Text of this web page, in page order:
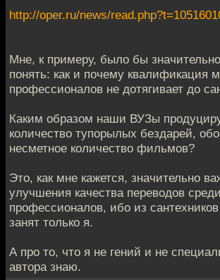
http://oper.ru/news/
Мне, к примеру, было бы
понять: как и почему квалификация
профессионалов не дотягивает до
Каким образом наши ВУЗы
количество тупорылых бездарей,
несметное количество фильмов?
Это, как мне кажется, значительно
улучшения качества переводов среди
профессионалов, ибо из
занят только я.
А про то, что я не гений и не
автора знаю.